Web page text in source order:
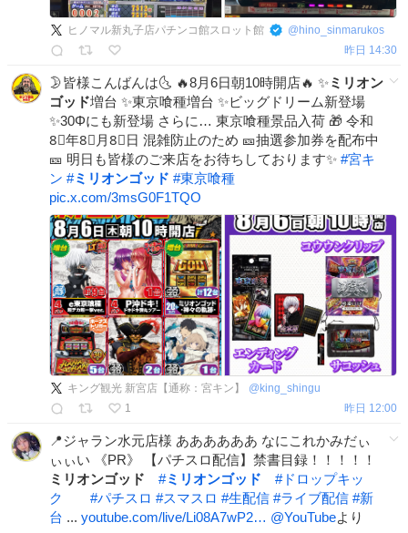
ヒノマル新丸子店パチンコ館スロット館 @ hino_sinmarukos
昨日 14:30
🌛皆様こんばんは🌜 🔥8月6日朝10時開店🔥 ✨ミリオン
ゴッド増台 ✨東京喰種増台 ✨ビッグドリーム新登場
✨30Φにも新登場 さらに… 東京喰種景品入荷 🎁 令和
8⃣年8⃣月8⃣日 混雑防止のため 🎫抽選参加券を配布中
🎫 明日も皆様のご来店をお待ちしております✨ #宮キ
ン #ミリオンゴッド #東京喰種
pic.x.com/3msG0F1TQO
キング観光 新宮店【通称：宮キン】 @ king_shingu
1
昨日 12:00
📍ジャラン水元店様 ああああああ なにこれかみだぃ
ぃぃい 《PR》 【パチスロ配信】禁書目録！！！！！
ミリオンゴッド
#ミリオンゴッド #ドロップキッ
ク
#パチスロ #スマスロ #生配信 #ライブ配信 #新
台 ... youtube.com/live/Li08A7wP2… @YouTubeより